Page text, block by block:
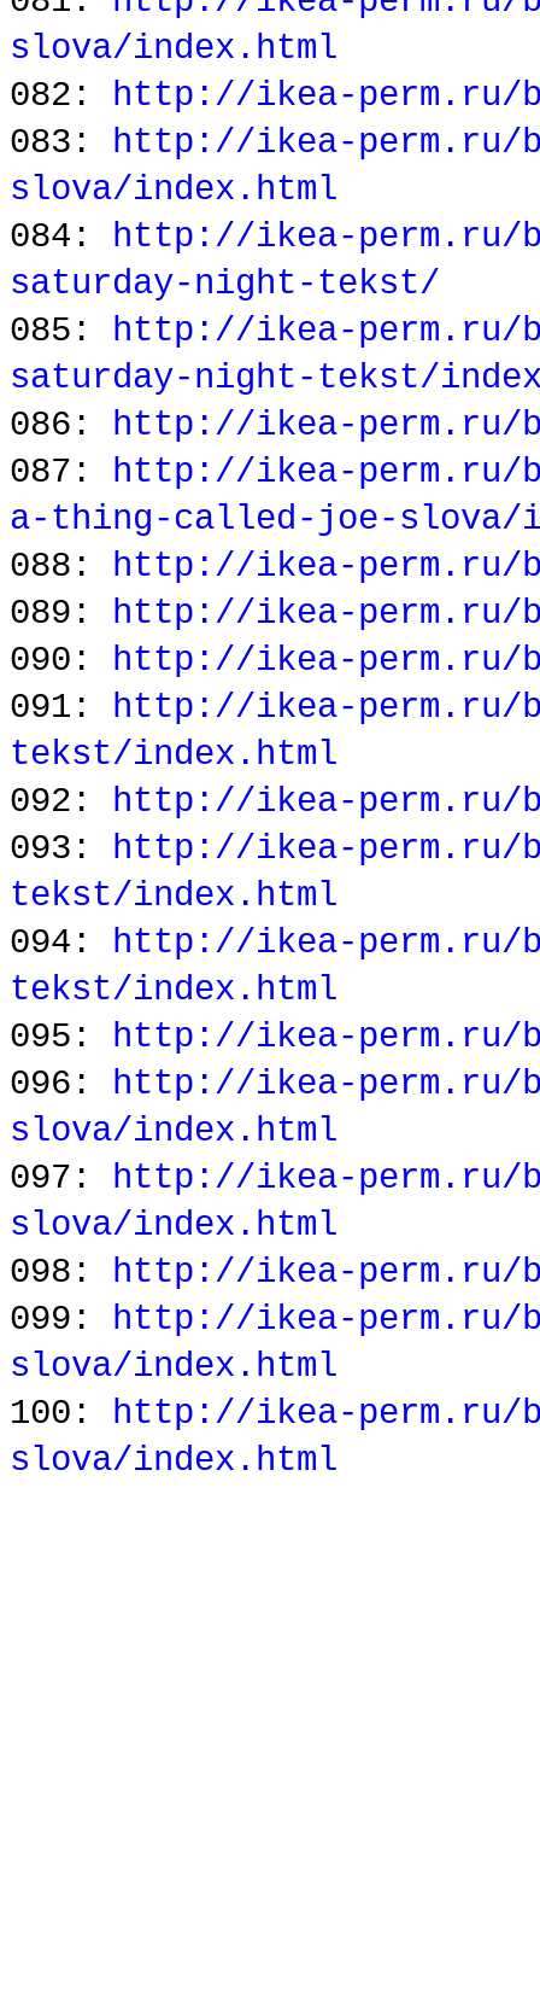
slova/index.html
082: http://ikea-perm.ru/
083: http://ikea-perm.ru/
slova/index.html
084: http://ikea-perm.ru/
saturday-night-tekst/
085: http://ikea-perm.ru/
saturday-night-tekst/
086: http://ikea-perm.ru/
087: http://ikea-perm.ru/
a-thing-called-joe-slova/
088: http://ikea-perm.ru/
089: http://ikea-perm.ru/
090: http://ikea-perm.ru/
091: http://ikea-perm.ru/
tekst/index.html
092: http://ikea-perm.ru/
093: http://ikea-perm.ru/
tekst/index.html
094: http://ikea-perm.ru/
tekst/index.html
095: http://ikea-perm.ru/
096: http://ikea-perm.ru/
slova/index.html
097: http://ikea-perm.ru/
slova/index.html
098: http://ikea-perm.ru/
099: http://ikea-perm.ru/
slova/index.html
100: http://ikea-
slova/index.html